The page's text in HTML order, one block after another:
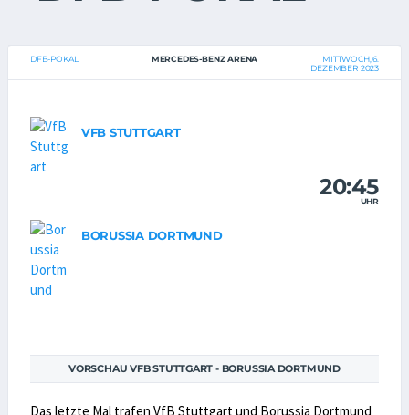
DFB-POKAL MERCEDES-BENZ ARENA
MITTWOCH, 6.
DEZEMBER 2023
VFB STUTTGART
20:45
UHR
BORUSSIA DORTMUND
VORSCHAU VFB STUTTGART - BORUSSIA DORTMUND
Das letzte Mal trafen VfB Stuttgart und Borussia Dortmund